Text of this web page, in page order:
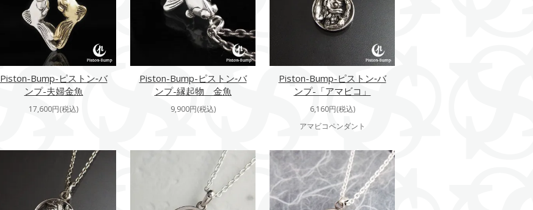
Piston-Bump-ピストン‐バ
ンプ-夫婦金魚
17,600円(税込)
Piston-Bump-ピストン‐バ
ンプ-縁起物 金魚
9,900円(税込)
Piston-Bump-ピストン‐バ
ンプ-「アマビコ」
6,160円(税込)
アマビコペンダント